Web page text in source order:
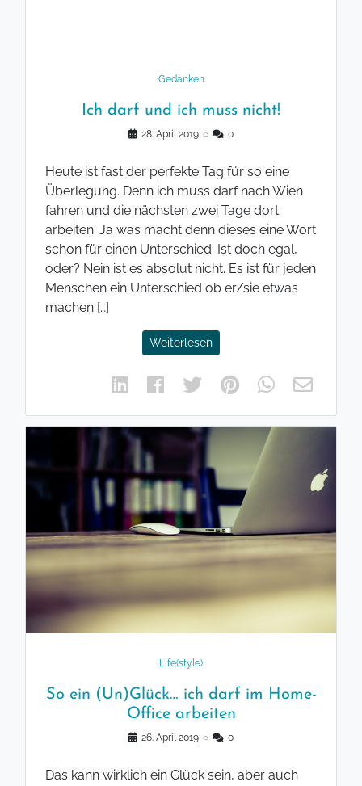
Gedanken
Ich darf und ich muss nicht!
28. April 2019 ◌ 0
Heute ist fast der perfekte Tag für so eine
Überlegung. Denn ich muss darf nach Wien
fahren und die nächsten zwei Tage dort
arbeiten. Ja was macht denn dieses eine Wort
schon für einen Unterschied. Ist doch egal,
oder? Nein ist es absolut nicht. Es ist für jeden
Menschen ein Unterschied ob er/sie etwas
machen […]
Weiterlesen
Life(style)
So ein (Un)Glück… ich darf im Home-
Office arbeiten
26. April 2019 ◌ 0
Das kann wirklich ein Glück sein, aber auch